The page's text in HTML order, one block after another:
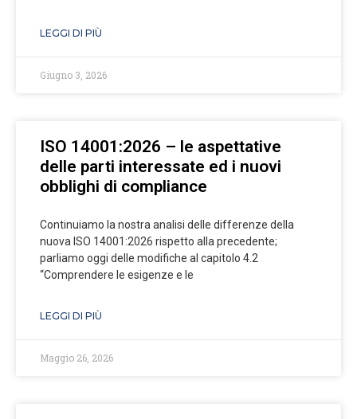
LEGGI DI PIÙ
Giugno 3, 2026
ISO 14001:2026 – le aspettative
delle parti interessate ed i nuovi
obblighi di compliance
Continuiamo la nostra analisi delle differenze della
nuova ISO 14001:2026 rispetto alla precedente;
parliamo oggi delle modifiche al capitolo 4.2
“Comprendere le esigenze e le
LEGGI DI PIÙ
Maggio 26, 2026